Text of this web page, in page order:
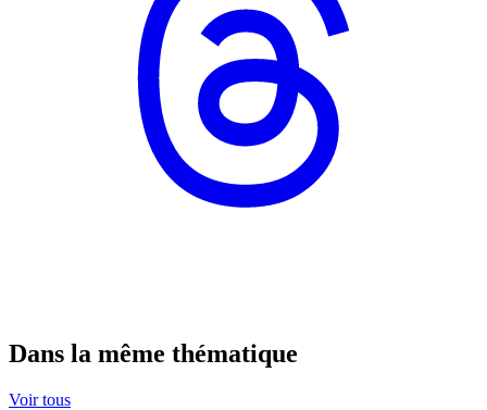
Dans la même thématique
Voir tous